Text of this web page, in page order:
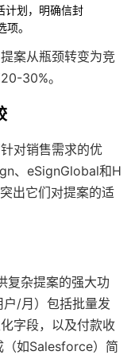
计划，明确信封
。
案从瓶颈转变为竞
30%。
对销售需求的优
、eSignGlobal和H
出它们对提案的适
复杂提案的强大功
/月）包括批量发
字段，以及付款收
如Salesforce）简